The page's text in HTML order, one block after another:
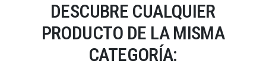
DESCUBRE CUALQUIER
PRODUCTO DE LA MISMA
CATEGORÍA: